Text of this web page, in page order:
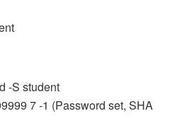
-S student
7 -1 (Password set, SHA